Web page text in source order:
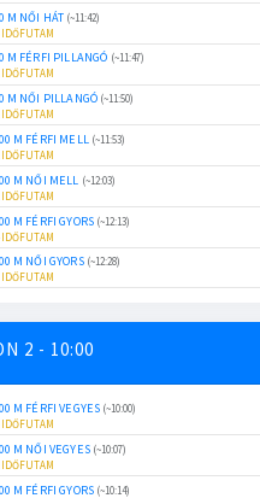
M NŐI HÁT (~11:42)
IDŐFUTAM
M FÉRFI PILLANGÓ (~11:47)
IDŐFUTAM
M NŐI PILLANGÓ (~11:50)
IDŐFUTAM
M FÉRFI MELL (~11:53)
IDŐFUTAM
M NŐI MELL (~12:03)
IDŐFUTAM
M FÉRFI GYORS (~12:13)
IDŐFUTAM
M NŐI GYORS (~12:28)
IDŐFUTAM
2 - 10:00
M FÉRFI VEGYES (~10:00)
IDŐFUTAM
M NŐI VEGYES (~10:07)
IDŐFUTAM
M FÉRFI GYORS (~10:14)